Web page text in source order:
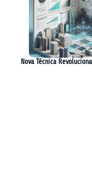
Nova Técnica